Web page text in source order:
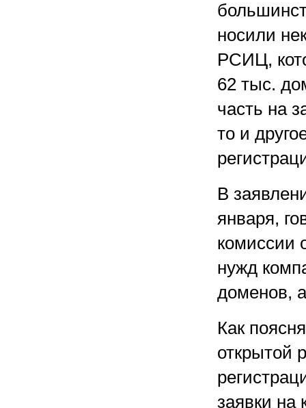
носили
РСИЦ,
62 тыс.
часть на
то и
В
января,
комиссии
нужд
доменов,
Как
открытой
заявки на